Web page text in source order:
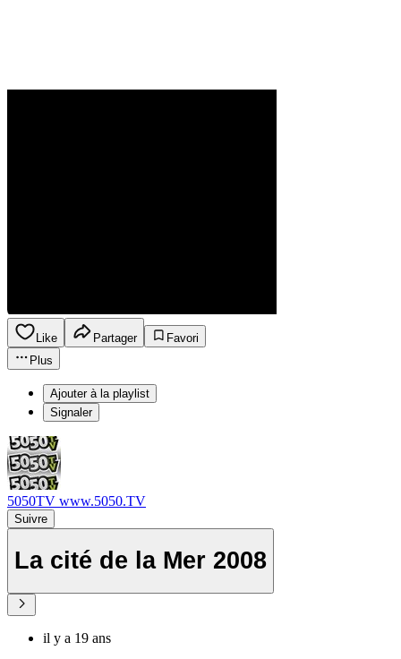
Like Partager
Favori
Plus
Ajouter à la playlist
Signaler
5050TV www.5050.TV
Suivre
La cité de la Mer 2008
il y a 19 ans